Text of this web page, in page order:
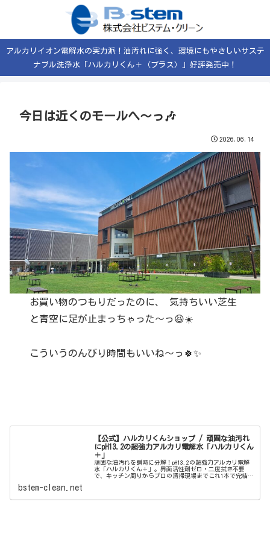
アルカリイオン電解水の実力派！油汚れに強く、環境にもやさしいサステ
ナブル洗浄水「ハルカリくん＋（プラス）」好評発売中！
今日は近くのモールへ〜っ🎶
2026.06.14
お買い物のつもりだったのに、 気持ちいい芝生
と青空に足が止まっちゃった〜っ😆☀️
こういうのんびり時間もいいね〜っ🍀✨
【公式】ハルカリくんショップ / 頑固な油汚れ
にpH13.2の超強力アルカリ電解水「ハルカリくん
＋」
頑固な油汚れを瞬時に分解！pH13.2の超強力アルカリ電解
水「ハルカリくん＋」。界面活性剤ゼロ・二度拭き不要
で、キッチン周りからプロの清掃現場までこれ1本で完結。
bstem-clean.net